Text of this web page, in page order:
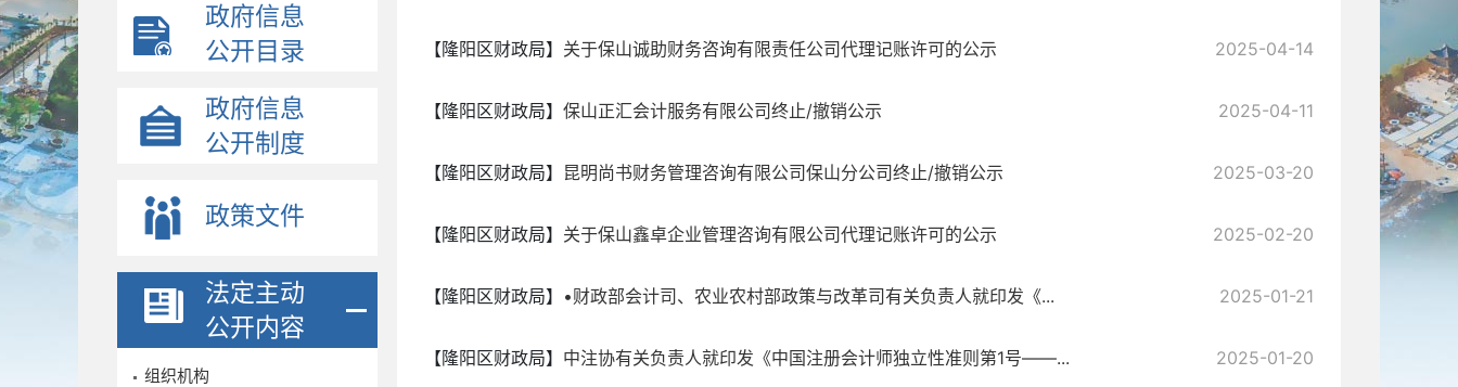
政府信息
公开目录
政府信息
公开制度
政策文件
法定主动
公开内容
组织机构
【隆阳区财政局】 关于保山诚助财务咨询有限责任公司代理记账许可的公示 2025-04-14
【隆阳区财政局】 保山正汇会计服务有限公司终止/撤销公示 2025-04-11
【隆阳区财政局】 昆明尚书财务管理咨询有限公司保山分公司终止/撤销公示 2025-03-20
【隆阳区财政局】 关于保山鑫卓企业管理咨询有限公司代理记账许可的公示 2025-02-20
【隆阳区财政局】 •财政部会计司、农业农村部政策与改革司有关负责人就印发《... 2025-01-21
【隆阳区财政局】 中注协有关负责人就印发《中国注册会计师独立性准则第1号——... 2025-01-20